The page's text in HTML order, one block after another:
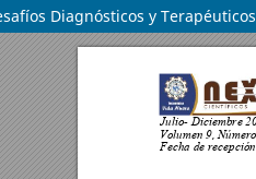
Diagnósticos y Terapéuticos